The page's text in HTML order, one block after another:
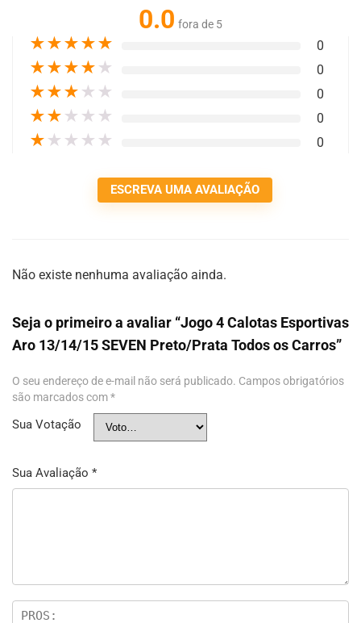
0.0 fora de 5
★★★★★ 0
★★★★ ★ 0
★★★ ★ ★ 0
★★ ★ ★ ★ 0
★ ★ ★ ★ ★ 0
ESCREVA UMA AVALIAÇÃO
Não existe nenhuma avaliação ainda.
Seja o primeiro a avaliar “Jogo 4 Calotas Esportivas
Aro 13/14/15 SEVEN Preto/Prata Todos os Carros”
O seu endereço de e-mail não será publicado. Campos obrigatórios
são marcados com*
Sua Votação
Sua Avaliação *